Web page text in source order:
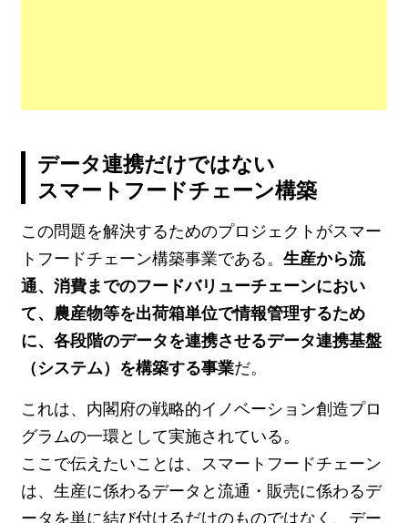
データ連携だけではない
スマートフードチェーン構築
この問題を解決するためのプロジェクトがスマー
トフードチェーン構築事業である。生産から流
通、消費までのフードバリューチェーンにおい
て、農産物等を出荷箱単位で情報管理するため
に、各段階のデータを連携させるデータ連携基盤
（システム）を構築する事業だ。
これは、内閣府の戦略的イノベーション創造プロ
グラムの一環として実施されている。
ここで伝えたいことは、スマートフードチェーン
は、生産に係わるデータと流通・販売に係わるデ
ータを単に結び付けるだけのものではなく、デー